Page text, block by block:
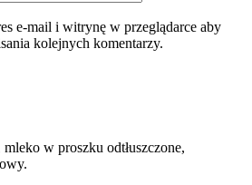
e-mail i witrynę w przeglądarce aby
kolejnych komentarzy.
w proszku odtłuszczone,